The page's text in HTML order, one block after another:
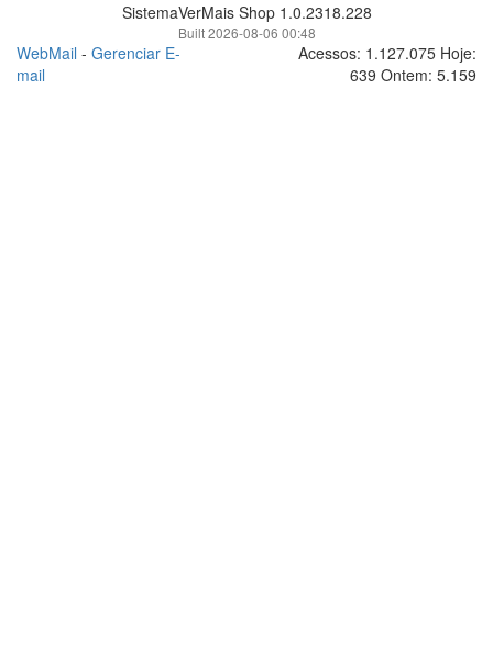
SistemaVerMais Shop 1.0.2318.228
Built 2026-08-06 00:48
WebMail - Gerenciar E-
mail
Acessos: 1.127.075 Hoje:
639 Ontem: 5.159